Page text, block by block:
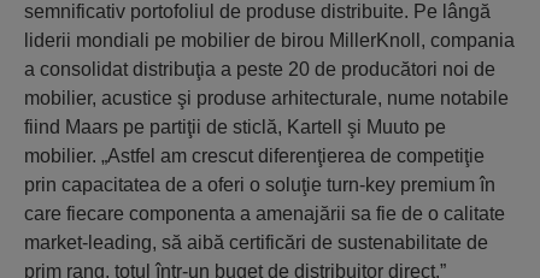
semnificativ portofoliul de produse distribuite. Pe lângă
liderii mondiali pe mobilier de birou MillerKnoll, compania
a consolidat distribuţia a peste 20 de producători noi de
mobilier, acustice şi produse arhitecturale, nume notabile
fiind Maars pe partiţii de sticlă, Kartell şi Muuto pe
mobilier. „Astfel am crescut diferenţierea de competiţie
prin capacitatea de a oferi o soluţie turn-key premium în
care fiecare componenta a amenajării sa fie de o calitate
market-leading, să aibă certificări de sustenabilitate de
prim rang, totul într-un buget de distribuitor direct.”